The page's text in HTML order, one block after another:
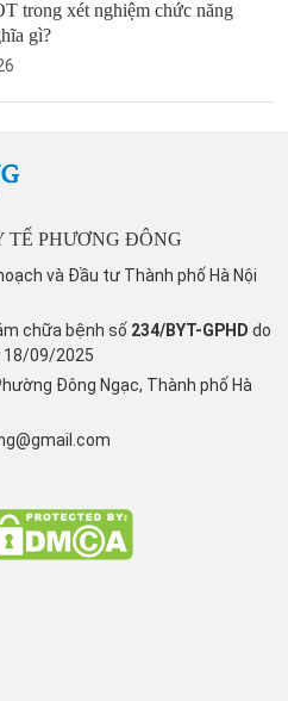
trong xét nghiệm chức năng
gì?
TẾ PHƯƠNG ĐÔNG
và Đầu tư Thành phố Hà Nội
chữa bệnh số 234/BYT-GPHD do
18/09/2025
Đông Ngạc, Thành phố Hà